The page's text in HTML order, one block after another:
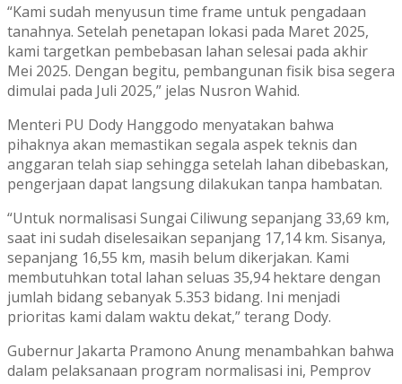
“Kami sudah menyusun time frame untuk pengadaan
tanahnya. Setelah penetapan lokasi pada Maret 2025,
kami targetkan pembebasan lahan selesai pada akhir
Mei 2025. Dengan begitu, pembangunan fisik bisa segera
dimulai pada Juli 2025,” jelas Nusron Wahid.
Menteri PU Dody Hanggodo menyatakan bahwa
pihaknya akan memastikan segala aspek teknis dan
anggaran telah siap sehingga setelah lahan dibebaskan,
pengerjaan dapat langsung dilakukan tanpa hambatan.
“Untuk normalisasi Sungai Ciliwung sepanjang 33,69 km,
saat ini sudah diselesaikan sepanjang 17,14 km. Sisanya,
sepanjang 16,55 km, masih belum dikerjakan. Kami
membutuhkan total lahan seluas 35,94 hektare dengan
jumlah bidang sebanyak 5.353 bidang. Ini menjadi
prioritas kami dalam waktu dekat,” terang Dody.
Gubernur Jakarta Pramono Anung menambahkan bahwa
dalam pelaksanaan program normalisasi ini, Pemprov